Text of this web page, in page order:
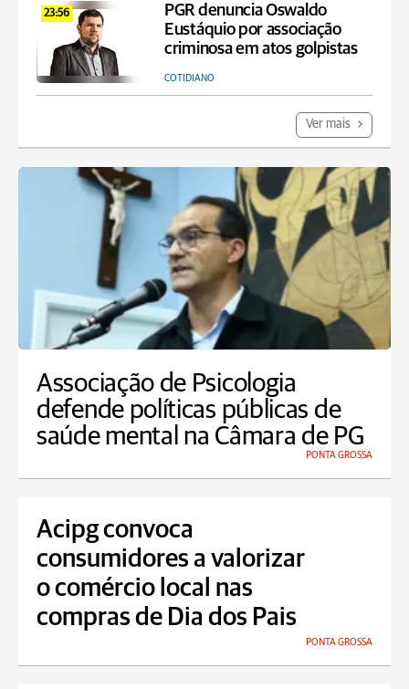
23:56
PGR denuncia Oswaldo
Eustáquio por associação
criminosa em atos golpistas
COTIDIANO
Ver mais
Associação de Psicologia
defende políticas públicas de
saúde mental na Câmara de PG
PONTA GROSSA
Acipg convoca
consumidores a valorizar
o comércio local nas
compras de Dia dos Pais
PONTA GROSSA